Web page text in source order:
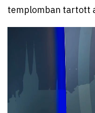
templomban tartott